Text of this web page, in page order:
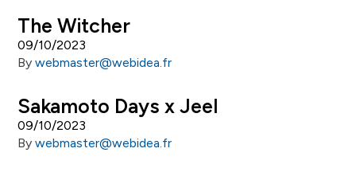
The Witcher
09/10/2023
Bywebmaster@webidea.fr
Sakamoto Days x Jeel
09/10/2023
Bywebmaster@webidea.fr